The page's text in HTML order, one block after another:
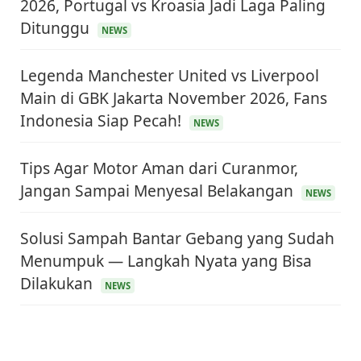
2026, Portugal vs Kroasia Jadi Laga Paling
Ditunggu
NEWS
Legenda Manchester United vs Liverpool
Main di GBK Jakarta November 2026, Fans
Indonesia Siap Pecah!
NEWS
Tips Agar Motor Aman dari Curanmor,
Jangan Sampai Menyesal Belakangan
NEWS
Solusi Sampah Bantar Gebang yang Sudah
Menumpuk — Langkah Nyata yang Bisa
Dilakukan
NEWS
KEUANGAN & INVESTASI
Harga Minyak Dunia Hari Ini Naik, WTI dan Brent
Sama-sama Menguat